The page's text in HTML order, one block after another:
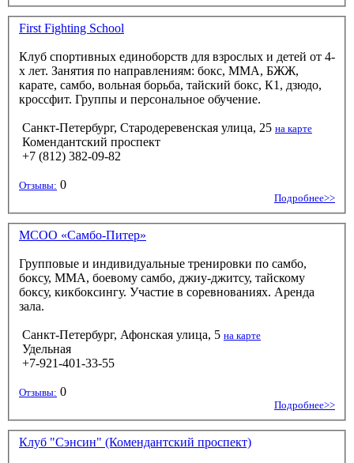
First Fighting School
Клуб спортивных единоборств для взрослых и детей от 4-
х лет. Занятия по направлениям: бокс, ММА, БЖЖ,
карате, самбо, вольная борьба, тайский бокс, К1, дзюдо,
кроссфит. Группы и персональное обучение.
Санкт-Петербург, Стародеревенская улица, 25 на карте
Комендантский проспект
+7 (812) 382-09-82
Отзывы: 0
Подробнее>>
MCOO «Самбо-Питер»
Групповые и индивидуальные тренировки по самбо,
боксу, ММА, боевому самбо, джиу-джитсу, тайскому
боксу, кикбоксингу. Участие в соревнованиях. Аренда
зала.
Санкт-Петербург, Афонская улица, 5 на карте
Удельная
+7-921-401-33-55
Отзывы: 0
Подробнее>>
Клуб "Сэнсин" (Комендантский проспект)